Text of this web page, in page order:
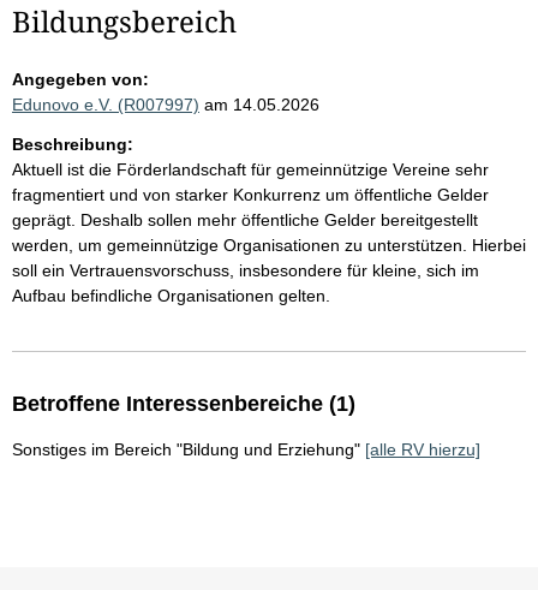
Bildungsbereich
Angegeben von:
Edunovo e.V. (R007997) am 14.05.2026
Beschreibung:
Aktuell ist die Förderlandschaft für gemeinnützige Vereine sehr
fragmentiert und von starker Konkurrenz um öffentliche Gelder
geprägt. Deshalb sollen mehr öffentliche Gelder bereitgestellt
werden, um gemeinnützige Organisationen zu unterstützen. Hierbei
soll ein Vertrauensvorschuss, insbesondere für kleine, sich im
Aufbau befindliche Organisationen gelten.
Betroffene Interessenbereiche (1)
Sonstiges im Bereich "Bildung und Erziehung" [alle RV hierzu]